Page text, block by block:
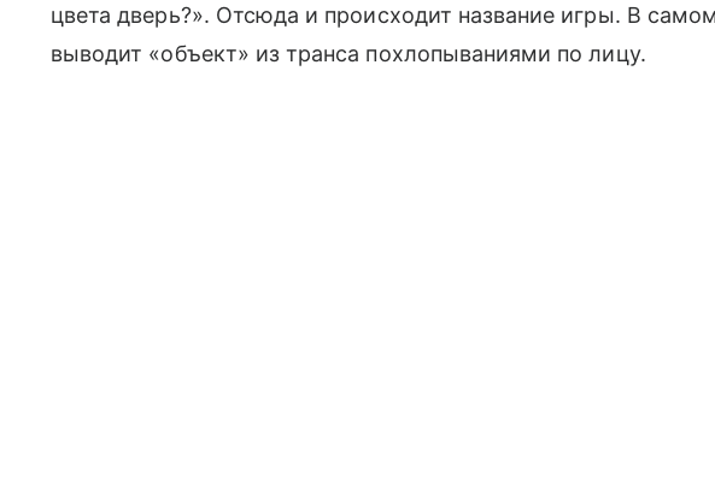
цвета дверь?». Отсюда и происходит название игры. В
выводит «объект» из транса похлопываниями по лицу.